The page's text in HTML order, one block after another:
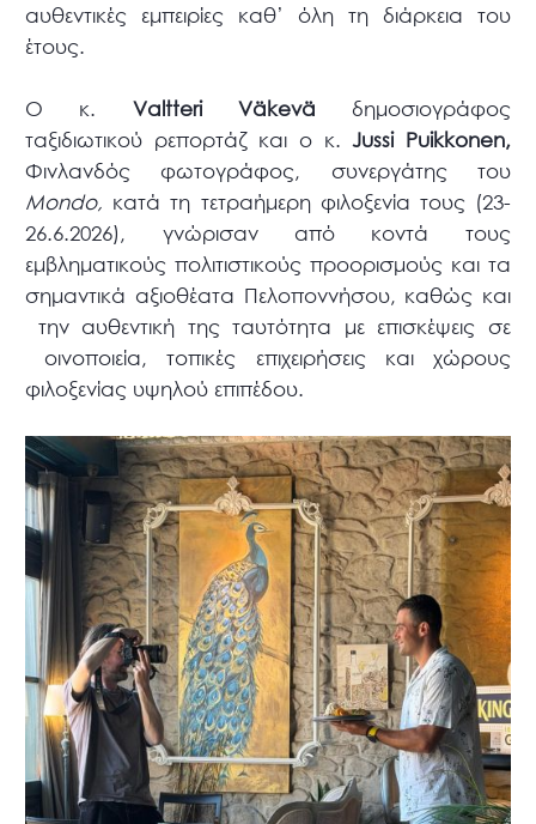
αυθεντικές εμπειρίες καθ’ όλη τη διάρκεια του
έτους.
Ο κ. Valtteri Väkevä δημοσιογράφος
ταξιδιωτικού ρεπορτάζ και ο κ.Jussi Puikkonen,
Φινλανδός φωτογράφος, συνεργάτης του
Mondo, κατά τη τετραήμερη φιλοξενία τους (23-
26.6.2026), γνώρισαν από κοντά τους
εμβληματικούς πολιτιστικούς προορισμούς και τα
σημαντικά αξιοθέατα Πελοποννήσου, καθώς και
την αυθεντική της ταυτότητα με επισκέψεις σε
οινοποιεία, τοπικές επιχειρήσεις και χώρους
φιλοξενίας υψηλού επιπέδου.